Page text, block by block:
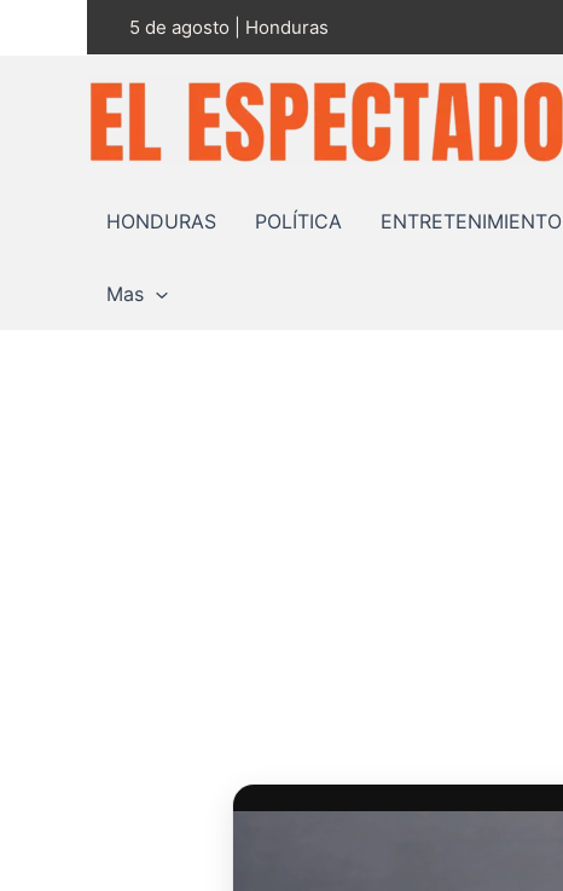
5 de agosto | Honduras
HONDURAS POLÍTICA ENTRETENIMIENTO
Mas